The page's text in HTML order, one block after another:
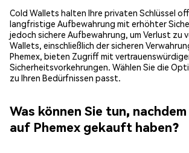
Cold Wallets halten Ihre privaten Schlüssel
langfristige Aufbewahrung mit erhöhter
jedoch sichere Aufbewahrung, um Verlust zu
Wallets, einschließlich der sicheren
Phemex, bieten Zugriff mit
Sicherheitsvorkehrungen. Wählen Sie die
zu Ihren Bedürfnissen passt.
Was können Sie tun,
auf Phemex gekauft haben?